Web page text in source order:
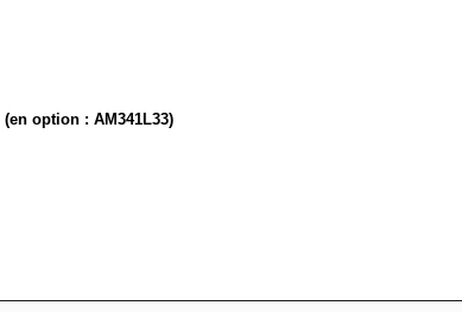
(en option : AM341L33)